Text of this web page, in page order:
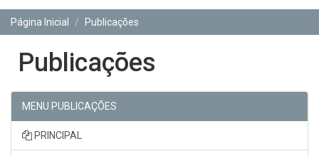
Página Inicial
Publicações
Publicações
MENU PUBLICAÇÕES
PRINCIPAL